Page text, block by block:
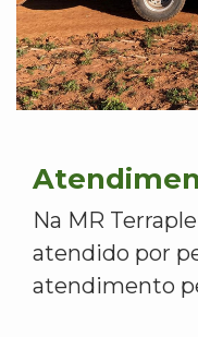
Na MR
atendido por
atendimento